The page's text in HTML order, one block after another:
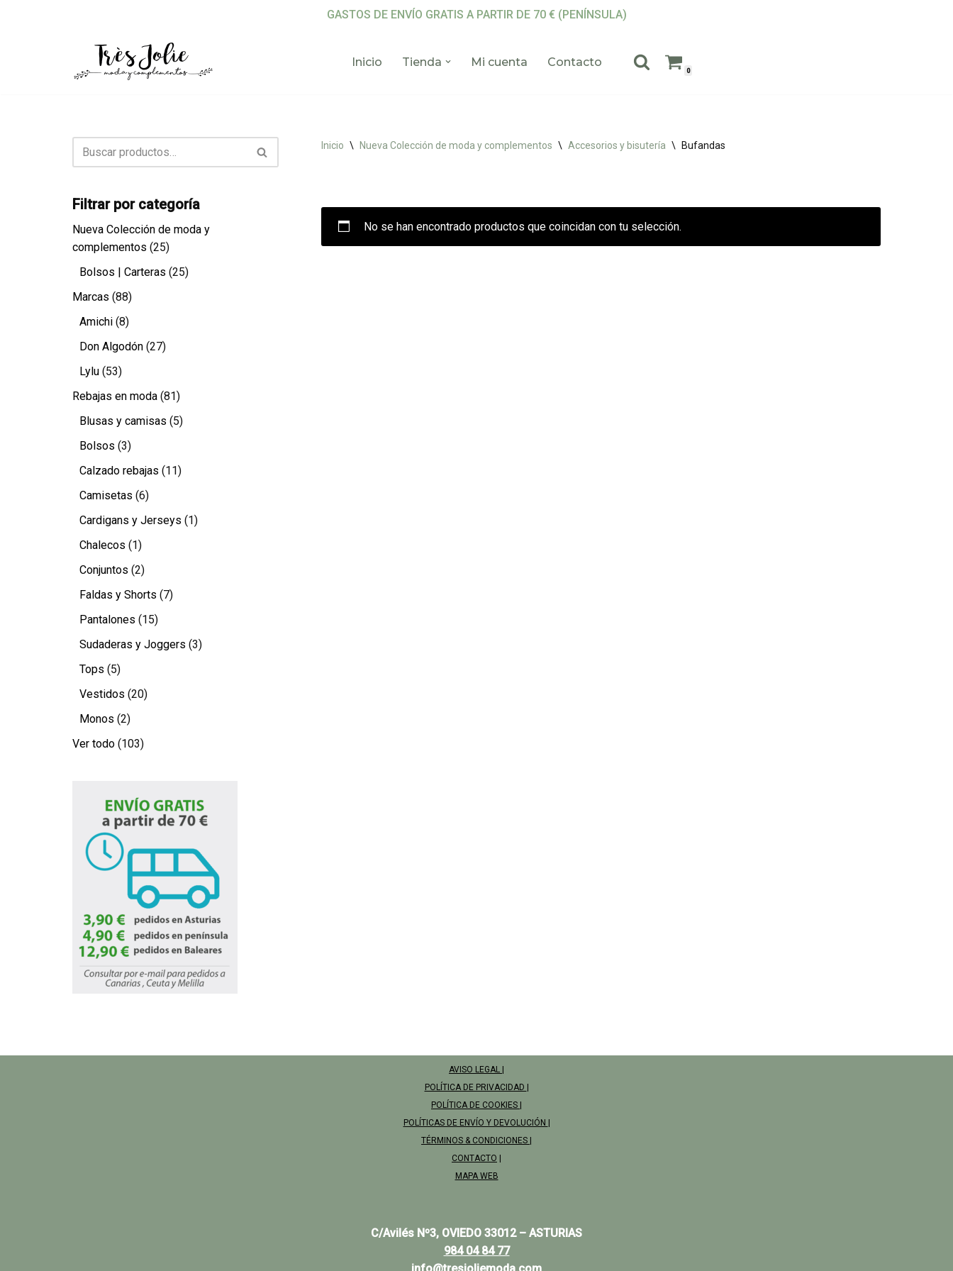
GASTOS DE ENVÍO GRATIS A PARTIR DE 70 € (PENÍNSULA)
Inicio Tienda Mi cuenta Contacto
0
Filtrar por categoría
Nueva Colección de moda y
complementos (25)
Bolsos | Carteras (25)
Marcas (88)
Amichi (8)
Don Algodón (27)
Lylu (53)
Rebajas en moda (81)
Blusas y camisas (5)
Bolsos (3)
Calzado rebajas (11)
Camisetas (6)
Cardigans y Jerseys (1)
Chalecos (1)
Conjuntos (2)
Faldas y Shorts (7)
Pantalones (15)
Sudaderas y Joggers (3)
Tops (5)
Vestidos (20)
Monos (2)
Ver todo (103)
Inicio \ Nueva Colección de moda y complementos \ Accesorios y bisutería \ Bufandas
No se han encontrado productos que coincidan con tu selección.
AVISO LEGAL
POLÍTICA DE PRIVACIDAD
POLÍTICA DE COOKIES
POLÍTICAS DE ENVÍO Y DEVOLUCIÓN
TÉRMINOS & CONDICIONES
CONTACTO
MAPA WEB
C/Avilés Nº3, OVIEDO 33012 – ASTURIAS
984 04 84 77